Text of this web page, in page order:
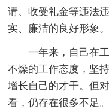
请、收受礼金等违法
实、廉洁的良好形象。
一年来，自己在工
不燥的工作态度，坚
增长自己的才干。但
看，仍存在很多不足